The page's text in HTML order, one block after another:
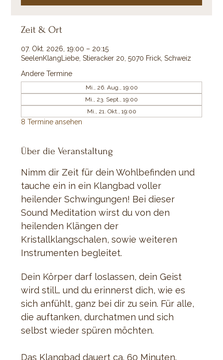
Zeit & Ort
07. Okt. 2026, 19:00 – 20:15
SeelenKlangLiebe, Stieracker 20, 5070 Frick, Schweiz
Andere Termine
Mi., 26. Aug., 19:00
Mi., 23. Sept., 19:00
Mi., 21. Okt., 19:00
8 Termine ansehen
Über die Veranstaltung
Nimm dir Zeit für dein Wohlbefinden und
tauche ein in ein Klangbad voller
heilender Schwingungen! Bei dieser
Sound Meditation wirst du von den
heilenden Klängen der
Kristallklangschalen, sowie weiteren
Instrumenten begleitet.
Dein Körper darf loslassen, dein Geist
wird still… und du erinnerst dich, wie es
sich anfühlt, ganz bei dir zu sein. Für alle,
die auftanken, durchatmen und sich
selbst wieder spüren möchten.
Das Klangbad dauert ca. 60 Minuten.